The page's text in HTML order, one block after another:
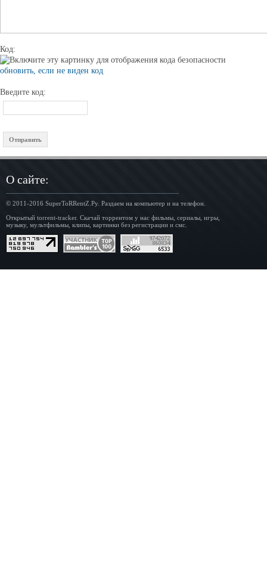
Код:
обновить, если не виден код
Введите код:
О сайте:
© 2011-2016 SuperToRRentZ.Ру. Раздаем на компьютер и на телефон.
Открытый torrent-tracker. Скачай торрентом у нас фильмы, сериалы, игры,
музыку, мультфильмы, клипы, картинки без регистрации и смс.